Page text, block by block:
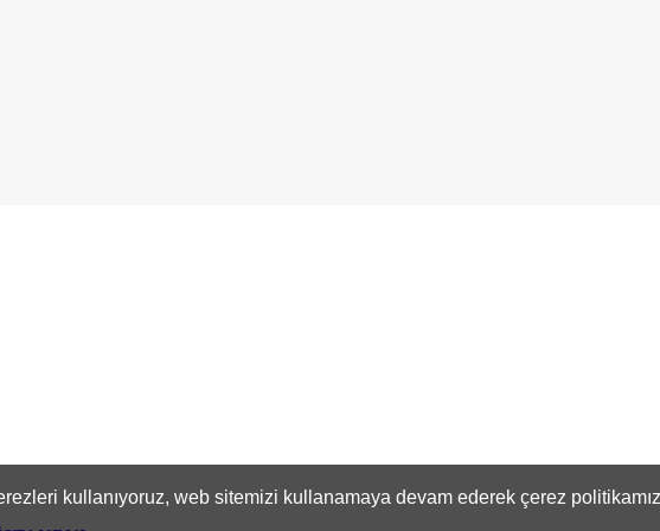
kullanıyoruz, web sitemizi kullanamaya devam ederek çerez politikamızı